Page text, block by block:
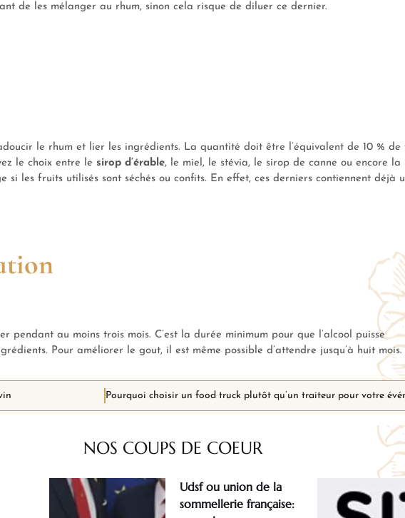
de les mélanger au rhum, sinon cela risque de diluer ce dernier.
le rhum et lier les ingrédients. La quantité doit être l’équivalent de 10 % de
le choix entre le sirop d’érable, le miel, le stévia, le sirop de canne ou encore la
si les fruits utilisés sont séchés ou confits. En effet, ces derniers contiennent déjà
pendant au moins trois mois. C’est la durée minimum pour que l’alcool puisse
Pour améliorer le gout, il est même possible d’attendre jusqu’à huit mois.
NOS COUPS DE COEUR
Udsf ou union de la
sommellerie française: